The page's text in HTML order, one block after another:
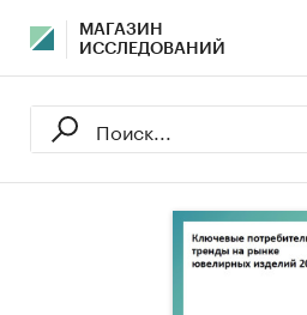
МАГАЗИН
ИССЛЕДОВАНИЙ